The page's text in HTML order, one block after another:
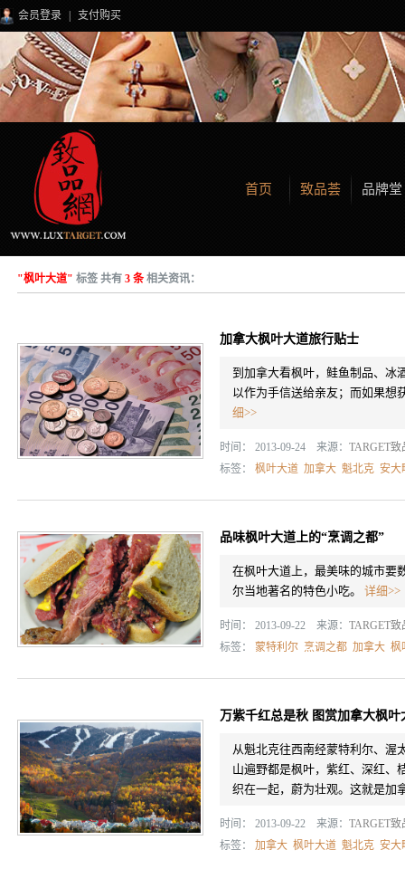
会员登录 支付购买
首页 致品荟 品牌堂
"枫叶大道" 标签 共有 3 条相关资讯：
加拿大枫叶大道旅行贴士
到加拿大看枫叶，鲑鱼制品、冰
以作为手信送给亲友；而如果想
细>>
时间： 2013-09-24 来源： TARGET致
标签： 枫叶大道 加拿大 魁北克 安大
品味枫叶大道上的“烹调之都”
在枫叶大道上，最美味的城市要
尔当地著名的特色小吃。 详细>>
时间： 2013-09-22 来源： TARGET致
标签： 蒙特利尔 烹调之都 加拿大 枫
万紫千红总是秋 图赏加拿大枫叶
从魁北克往西南经蒙特利尔、渥
山遍野都是枫叶，紫红、深红、
织在一起，蔚为壮观。这就是加
时间： 2013-09-22 来源： TARGET致
标签： 加拿大 枫叶大道 魁北克 安大